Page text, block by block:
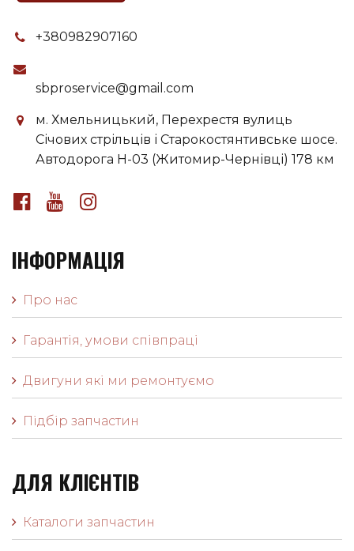
+380982907160
sbproservice@gmail.com
м. Хмельницький, Перехрестя вулиць
Січових стрільців і Старокостянтивське шосе.
Автодорога H-03 (Житомир-Чернівці) 178 км
ІНФОРМАЦІЯ
Про нас
Гарантія, умови співпраці
Двигуни які ми ремонтуємо
Підбір запчастин
ДЛЯ КЛІЄНТІВ
Каталоги запчастин